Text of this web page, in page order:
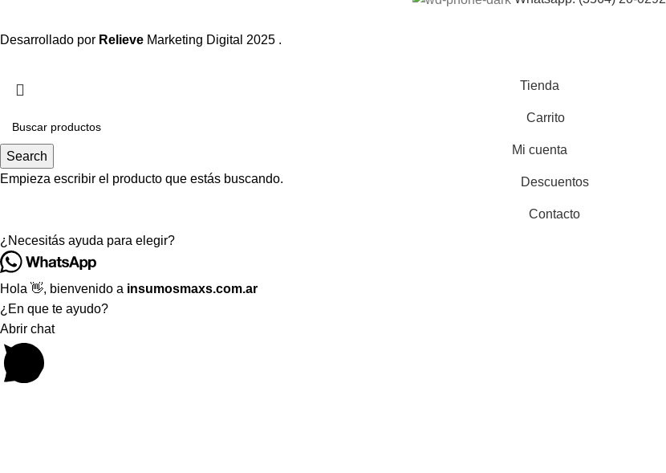
Desarrollado por Relieve Marketing Digital 2025 .
Search
Empieza escribir el producto que estás buscando.
Tienda
Carrito
Mi cuenta
Descuentos
Contacto
¿Necesitás ayuda para elegir?
Hola 👋, bienvenido a insumosmaxs.com.ar
¿En que te ayudo?
Abrir chat